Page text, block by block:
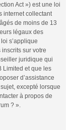
Act ») est une loi
internet collectant
de moins de 13
légaux des
s’applique
sur votre
juridique qui
Limited et que les
d’assistance
excepté lorsque
à propos de
? ».